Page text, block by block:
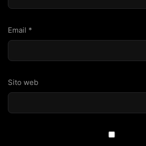
Email *
Sito web